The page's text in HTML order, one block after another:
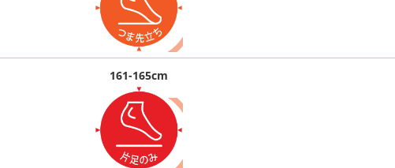
161-165cm